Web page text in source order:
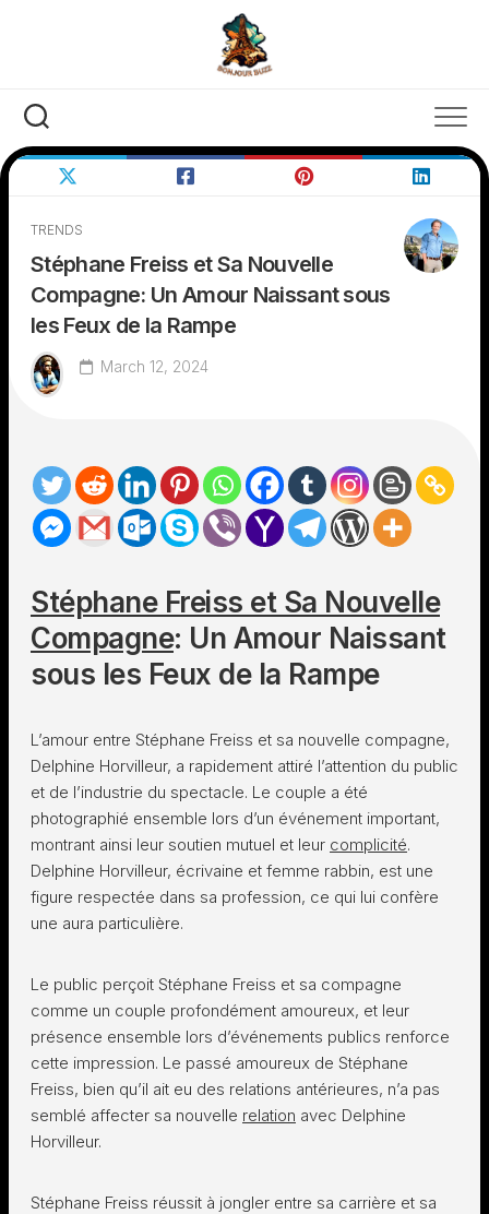
TRENDS
Stéphane Freiss et Sa Nouvelle
Compagne: Un Amour Naissant sous
les Feux de la Rampe
March 12, 2024
Stéphane Freiss et Sa Nouvelle
Compagne: Un Amour Naissant
sous les Feux de la Rampe
L’amour entre Stéphane Freiss et sa nouvelle compagne,
Delphine Horvilleur, a rapidement attiré l’attention du public
et de l’industrie du spectacle. Le couple a été
photographié ensemble lors d’un événement important,
montrant ainsi leur soutien mutuel et leur complicité.
Delphine Horvilleur, écrivaine et femme rabbin, est une
figure respectée dans sa profession, ce qui lui confère
une aura particulière.
Le public perçoit Stéphane Freiss et sa compagne
comme un couple profondément amoureux, et leur
présence ensemble lors d’événements publics renforce
cette impression. Le passé amoureux de Stéphane
Freiss, bien qu’il ait eu des relations antérieures, n’a pas
semblé affecter sa nouvelle relation avec Delphine
Horvilleur.
Stéphane Freiss réussit à jongler entre sa carrière et sa